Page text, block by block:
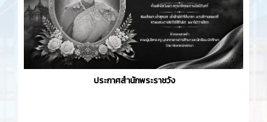
ประกาศสำนักพระราชวัง